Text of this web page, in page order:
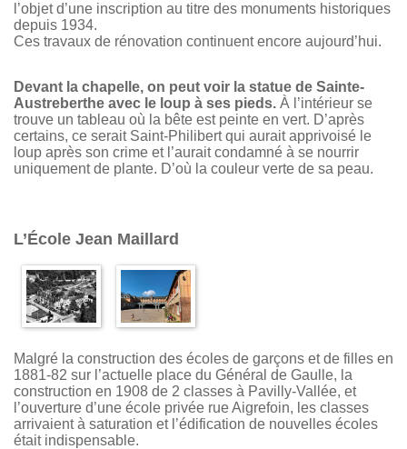
l’objet d’une inscription au titre des monuments historiques
depuis 1934.
Ces travaux de rénovation continuent encore aujourd’hui.
Devant la chapelle, on peut voir la statue de Sainte-
Austreberthe avec le loup à ses pieds. À l’intérieur se
trouve un tableau où la bête est peinte en vert. D’après
certains, ce serait Saint-Philibert qui aurait apprivoisé le
loup après son crime et l’aurait condamné à se nourrir
uniquement de plante. D’où la couleur verte de sa peau.
L’École Jean Maillard
Malgré la construction des écoles de garçons et de filles en
1881-82 sur l’actuelle place du Général de Gaulle, la
construction en 1908 de 2 classes à Pavilly-Vallée, et
l’ouverture d’une école privée rue Aigrefoin, les classes
arrivaient à saturation et l’édification de nouvelles écoles
était indispensable.